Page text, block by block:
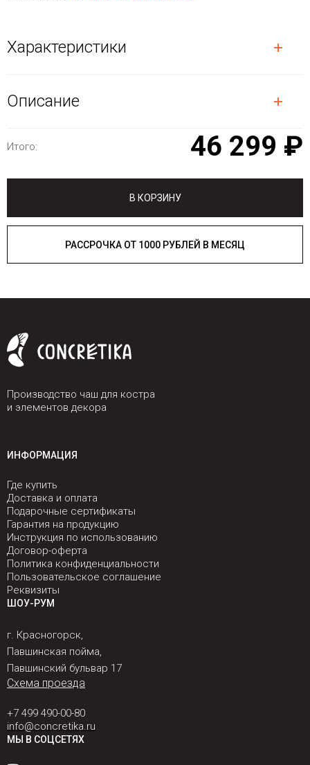
Характеристики
Описание
Итого: 46 299 ₽
В КОРЗИНУ
РАССРОЧКА ОТ 1000 РУБЛЕЙ В МЕСЯЦ
Производство чаш для костра
и элементов декора
ИНФОРМАЦИЯ
Где купить
Доставка и оплата
Подарочные сертификаты
Гарантия на продукцию
Инструкция по использованию
Договор-оферта
Политика конфиденциальности
Пользовательское соглашение
Реквизиты
ШОУ-РУМ
г. Красногорск,
Павшинская пойма,
Павшинский бульвар 17
Схема проезда
+7 499 490-00-80
info@concretika.ru
МЫ В СОЦСЕТЯХ